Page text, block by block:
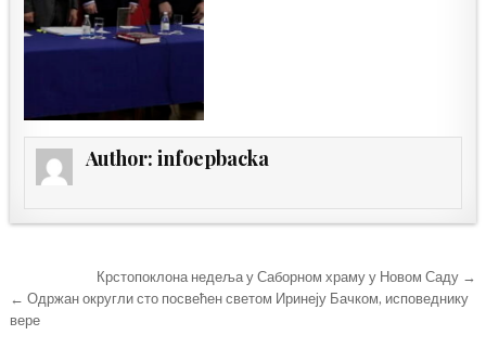
Author:infoepbacka
Кретање
чланка
Крстопоклона недеља у Саборном храму у Новом Саду →
← Одржан округли сто посвећен светом Иринеју Бачком, исповеднику
вере